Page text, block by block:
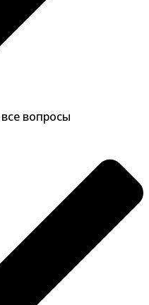
вопросы